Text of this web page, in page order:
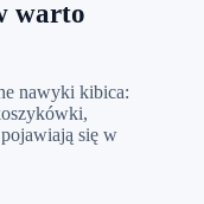
warto
nawyki kibica:
się w